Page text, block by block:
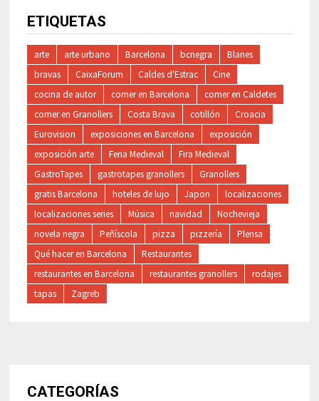
ETIQUETAS
arte arte urbano Barcelona bcnegra
Blanes
bravas
CaixaForum Caldes d'Estrac
Cine
cocina de autor
comer en Barcelona
comer en Caldetes
comer en Granollers
Costa Brava cotillón
Croacia
Eurovision
exposiciones en Barcelona
exposición
exposición arte
Feria Medieval
Fira Medieval
GastroTapes
gastrotapes granollers
Granollers
gratis Barcelona
hoteles de lujo Japon
localizaciones
localizaciones series
Música navidad
Nochevieja
novela negra
Peñíscola pizza pizzería
Plensa
Qué hacer en Barcelona
Restaurantes
restaurantes en Barcelona
restaurantes granollers
rodajes
tapas
Zagreb
CATEGORÍAS